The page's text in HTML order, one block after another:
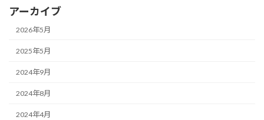
アーカイブ
2026年5月
2025年5月
2024年9月
2024年8月
2024年4月